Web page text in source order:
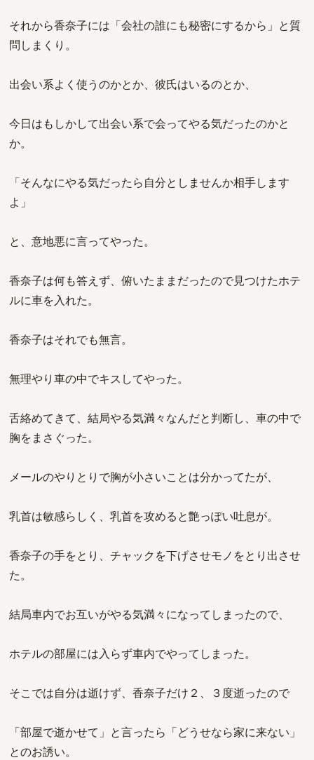
それから香奈子には「会社の誰にも秘密にするから」と質
問しまくり。
出会い系よく使うのかとか、彼氏はいるのとか、
今日はもしかして出会い系で会ってやる気だったのかと
か。
「そんなにやる気だったら自分としませんか相手します
よ」
と、意地悪に言ってやった。
香奈子は何も答えず、俯いたままだったので見つけたホテ
ルに車を入れた。
香奈子はそれでも無言。
無理やり車の中でキスしてやった。
舌絡めてきて、結局やる気満々なんだと判断し、車の中で
胸をまさぐった。
メールのやりとりで胸が小さいことは分かってたが、
乳首は敏感らしく、乳首を攻めると艶っぽい吐息が。
香奈子の手をとり、チャックを下げさせモノをとり出させ
た。
結局車内でお互いがやる気満々になってしまったので、
ホテルの部屋には入らず車内でやってしまった。
そこでは自分は逝けず、香奈子だけ２、３度逝ったので
「部屋で逝かせて」と言ったら「どうせなら家に来ない」
とのお誘い。